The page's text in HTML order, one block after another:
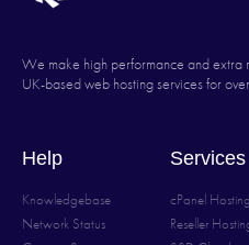
We make high performance and
UK-based web hosting services for
Help
Knowledgebase
Network Status
Services
cPanel Hosting
Reseller